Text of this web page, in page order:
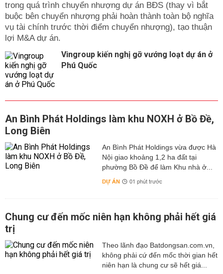
trong quá trình chuyển nhượng dự án BĐS (thay vì bắt
buộc bên chuyển nhượng phải hoàn thành toàn bộ nghĩa
vụ tài chính trước thời điểm chuyển nhượng), tạo thuận
lợi M&A dự án.
Vingroup kiến nghị gỡ vướng loạt dự án ở
Phú Quốc
An Bình Phát Holdings làm khu NOXH ở Bồ Đề,
Long Biên
An Bình Phát Holdings vừa được Hà
Nội giao khoảng 1,2 ha đất tại
phường Bồ Đề để làm Khu nhà ở...
DỰ ÁN 01 phút trước
Chung cư đến mốc niên hạn không phải hết giá
trị
Theo lãnh đạo Batdongsan.com.vn,
không phải cứ đến mốc thời gian hết
niên hạn là chung cư sẽ hết giá...